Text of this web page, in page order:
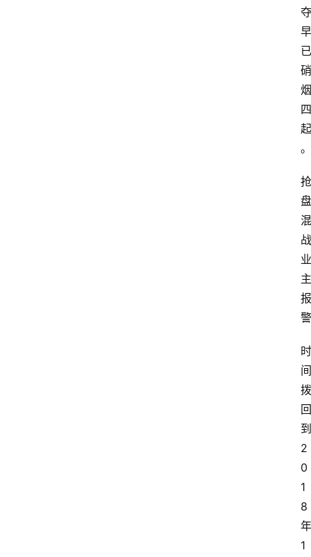
夺
早
已
硝
烟
四
起
。
抢
盘
混
战
业
主
报
警
时
间
拨
回
到
2
0
1
8
年
1